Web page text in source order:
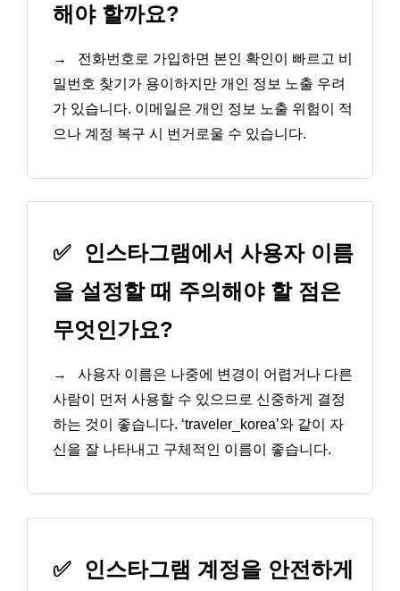
해야 할까요?
→
전화번호로 가입하면 본인 확인이 빠르고 비
밀번호 찾기가 용이하지만 개인 정보 노출 우려
가 있습니다. 이메일은 개인 정보 노출 위험이 적
으나 계정 복구 시 번거로울 수 있습니다.
✅
인스타그램에서 사용자 이름
을 설정할 때 주의해야 할 점은
무엇인가요?
→
사용자 이름은 나중에 변경이 어렵거나 다른
사람이 먼저 사용할 수 있으므로 신중하게 결정
하는 것이 좋습니다. ‘traveler_korea’와 같이 자
신을 잘 나타내고 구체적인 이름이 좋습니다.
✅
인스타그램 계정을 안전하게